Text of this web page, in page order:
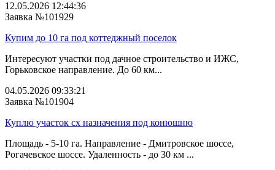
12.05.2026 12:44:36
Заявка №101929
Купим до 10 га под коттеджный поселок
Интересуют участки под дачное строительство и ИЖС,
Горьковское направление. До 60 км...
04.05.2026 09:33:21
Заявка №101904
Куплю участок сх назначения под конюшню
Площадь - 5-10 га. Направление - Дмитровское шоссе,
Рогачевское шоссе. Удаленность - до 30 км ...